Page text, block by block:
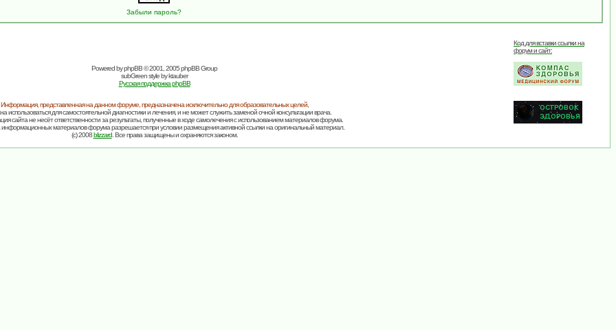
Забыли пароль?
Powered byphpBB© 2001, 2005 phpBB Group
subGreen style byktauber
Русская поддержка phpBB
Код для вставки ссылки на
форум и сайт:
Информация, представленная на данном форуме, предназначена исключительно для образовательных целей,
использоваться для самостоятельной диагностики и лечения, и не может служить заменой очной консультации врача.
сайта не несёт ответственности за результаты, полученные в ходе самолечения с использованием материалов форума.
информационных материалов форума разрешается при условии размещения активной ссылки на оригинальный материал.
(c) 2008blizzard. Все права защищены и охраняются законом.